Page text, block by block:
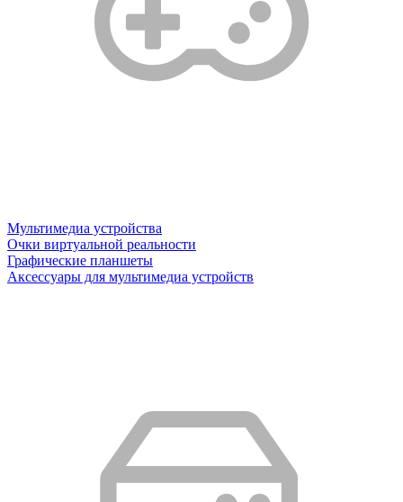
Мультимедиа устройства
Очки виртуальной реальности
Графические планшеты
Аксессуары для мультимедиа устройств